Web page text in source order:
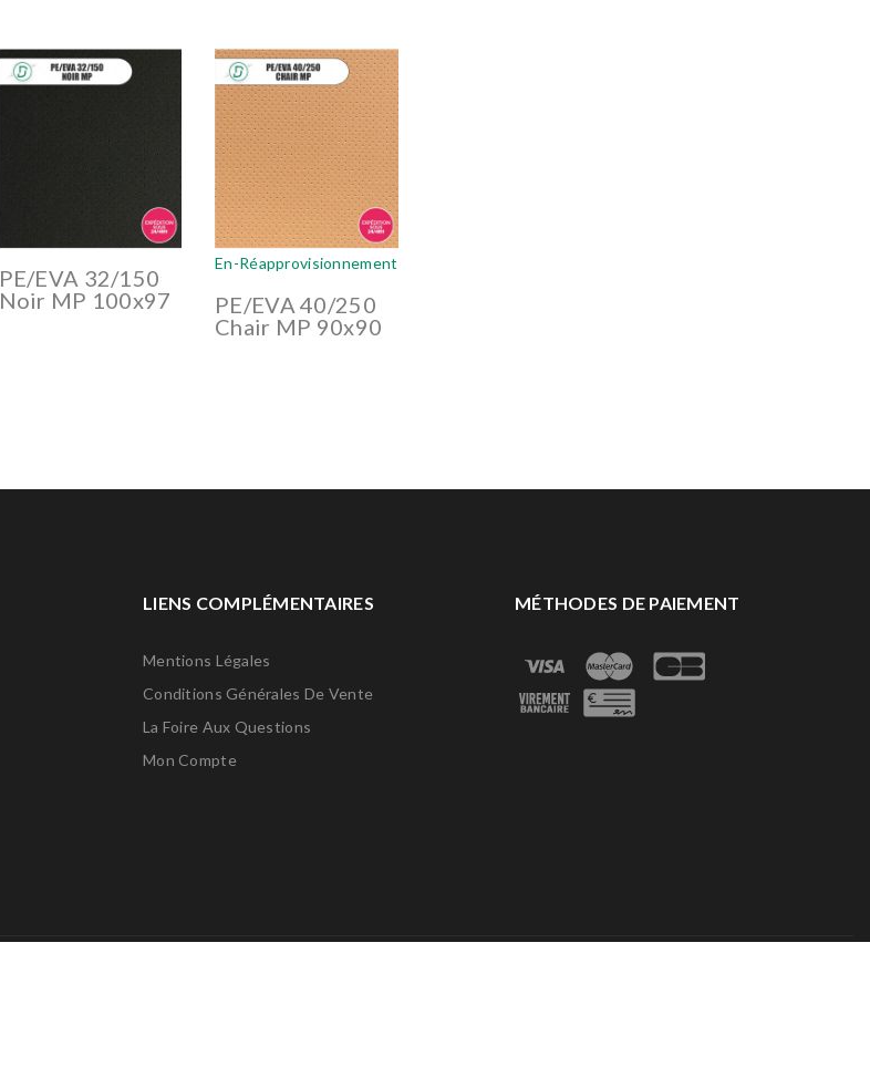
PE/EVA 32/150
Noir MP 100x97
En-Réapprovisionnement
PE/EVA 40/250
Chair MP 90x90
LIENS COMPLÉMENTAIRES
Mentions Légales
Conditions Générales De Vente
La Foire Aux Questions
Mon Compte
MÉTHODES DE PAIEMENT